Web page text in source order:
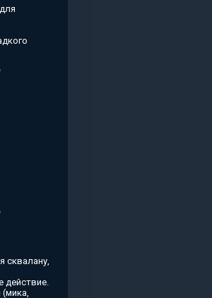
сквалану,
действие.